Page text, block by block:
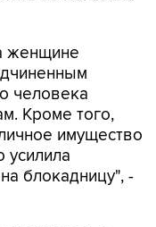
человека
Кроме того,
имущество
блокадницу", -
в